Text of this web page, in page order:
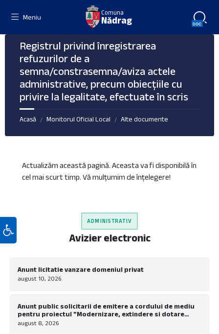
Deschide bara de unelte
Meniu
Comuna
Nădrag
Registrul privind înregistrarea
refuzurilor de a
semna/constrasemna/aviza actele
administrative, precum obiecțiile cu
privire la legalitate, efectuate în scris
Acasă / Monitorul Oficial Local / Alte documente
Actualizăm această pagină. Aceasta va fi disponibilă în
cel mai scurt timp. Vă mulțumim de înțelegere!
ADMINISTRATIV
Avizier electronic
Anunt licitatie vanzare domeniul privat
august 10, 2026
Anunt public solicitarii de emitere a cordului de mediu
pentru proiectul ”Modernizare, extindere si dotare
tabara de copii Nadrag”
august 8, 2026